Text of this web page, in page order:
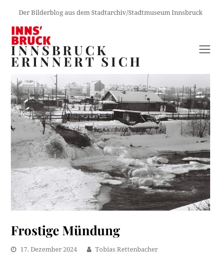
Der Bilderblog aus dem Stadtarchiv/Stadtmuseum Innsbruck
INNSBRUCK
ERINNERT SICH
Frostige Mündung
17. Dezember 2024
Tobias Rettenbacher